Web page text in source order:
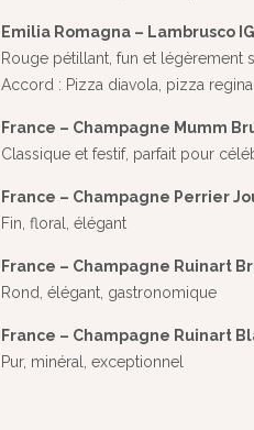
Emilia Romagna – Lambrusco
Rouge pétillant, fun et légèrement
Accord : Pizza diavola, pizza
France – Champagne Mumm
Classique et festif, parfait pour
France – Champagne Perrier
Fin, floral, élégant
France – Champagne Ruinart
Rond, élégant, gastronomique
France – Champagne Ruinart
Pur, minéral, exceptionnel